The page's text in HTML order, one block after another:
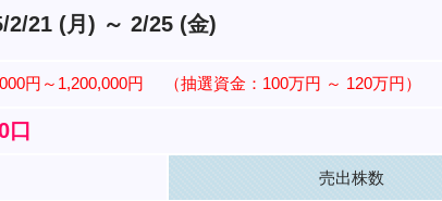
2/21 (月) ～ 2/25 (金)
円～1,200,000円 （抽選資金：100万円 ～ 120万円）
口
売出株数